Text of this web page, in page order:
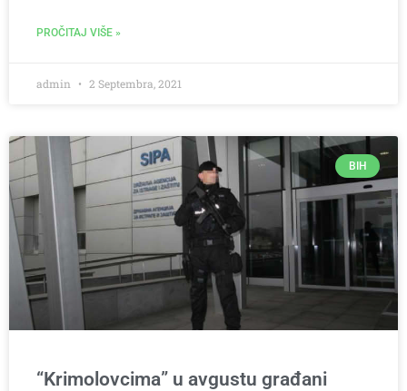
PROČITAJ VIŠE »
admin 2 Septembra, 2021
BIH
“Krimolovcima” u avgustu građani